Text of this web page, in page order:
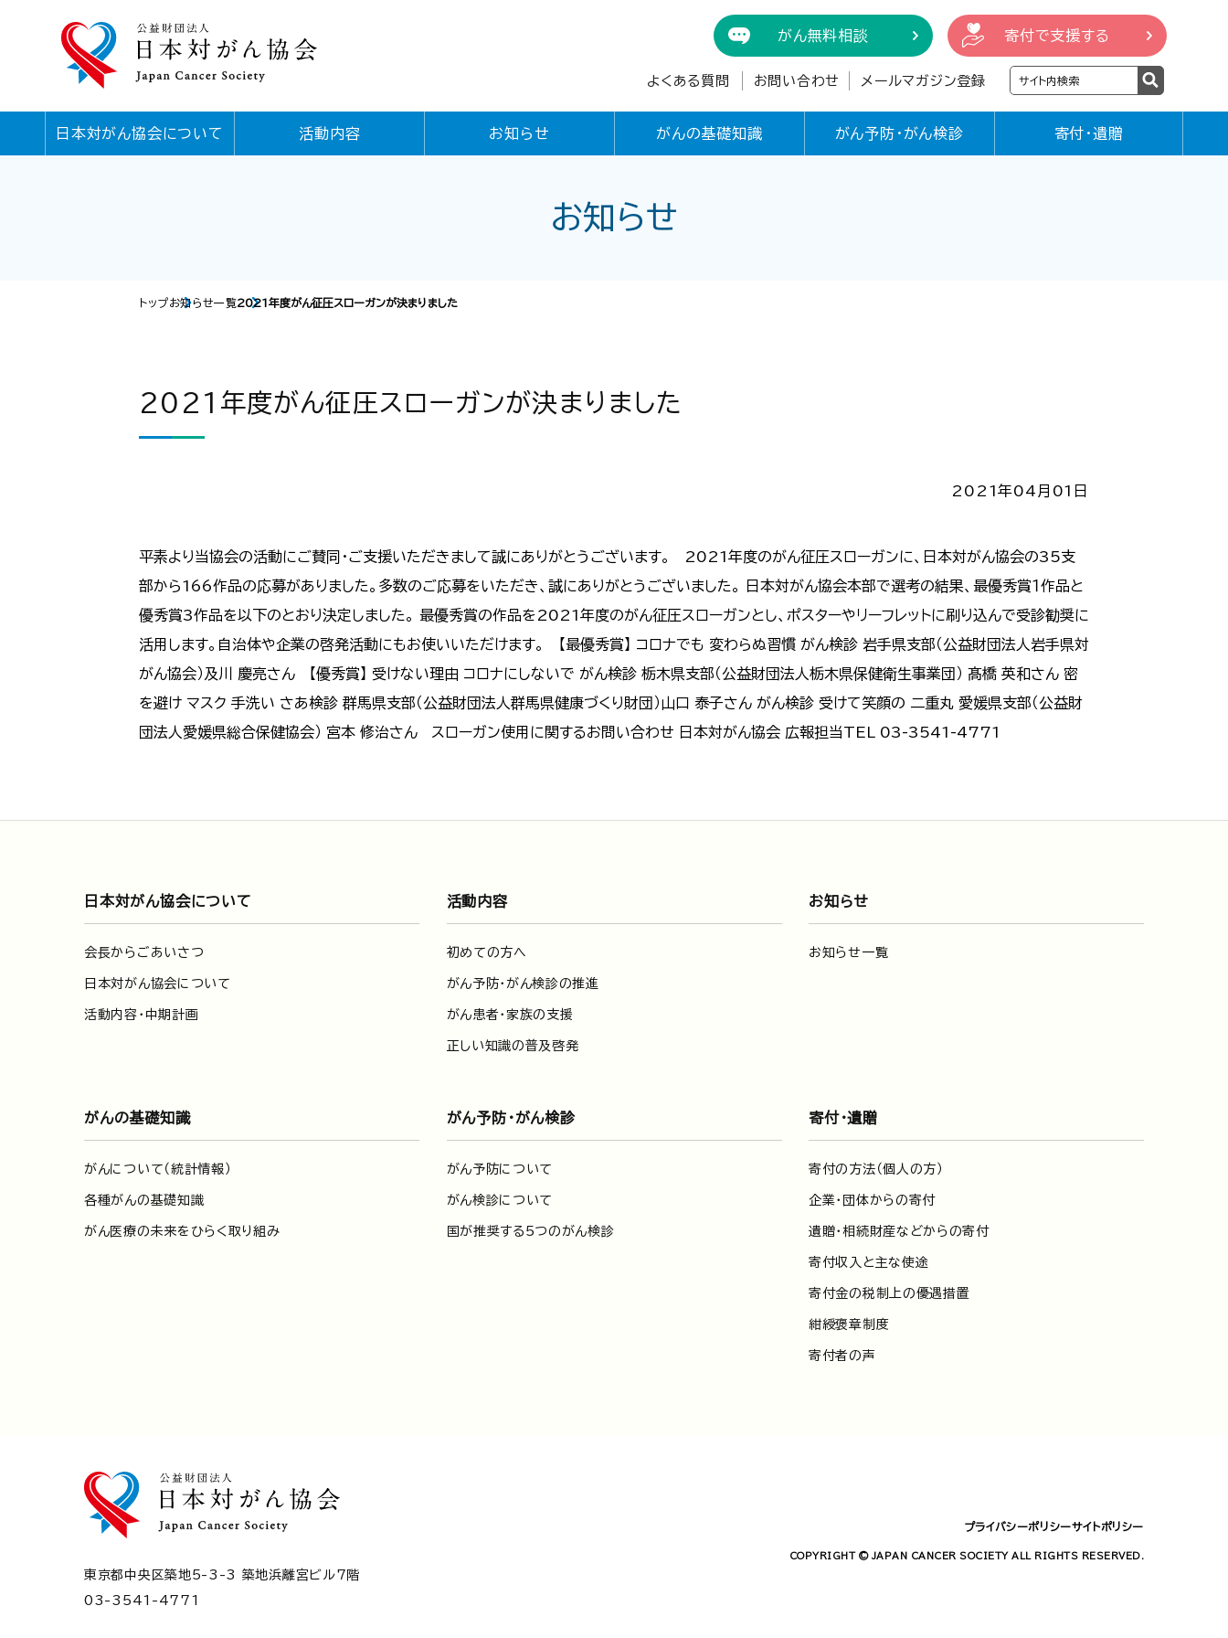
がん無料相談 寄付で支援する
よくある質問 お問い合わせ メールマガジン登録
日本対がん協会について 活動内容 お知らせ がんの基礎知識 がん予防・がん検診 寄付・遺贈
お知らせ
トップお知らせ一覧2021年度がん征圧スローガンが決まりました
2021年度がん征圧スローガンが決まりました
2021年04月01日
平素より当協会の活動にご賛同・ご支援いただきまして誠にありがとうございます。 2021年度のがん征圧スローガンに、日本対がん協会の35支
部から166作品の応募がありました。多数のご応募をいただき、誠にありがとうございました。 日本対がん協会本部で選考の結果、最優秀賞１作品と
優秀賞3作品を以下のとおり決定しました。 最優秀賞の作品を2021年度のがん征圧スローガンとし、ポスターやリーフレットに刷り込んで受診勧奨に
活用します。自治体や企業の啓発活動にもお使いいただけます。 【最優秀賞】 コロナでも 変わらぬ習慣 がん検診 岩手県支部（公益財団法人岩手県対
がん協会）及川 慶亮さん 【優秀賞】 受けない理由 コロナにしないで がん検診 栃木県支部（公益財団法人栃木県保健衛生事業団） 髙橋 英和さん 密
を避け マスク 手洗い さあ検診 群馬県支部（公益財団法人群馬県健康づくり財団）山口 泰子さん がん検診 受けて笑顔の 二重丸 愛媛県支部（公益財
団法人愛媛県総合保健協会） 宮本 修治さん スローガン使用に関するお問い合わせ 日本対がん協会 広報担当TEL 03-3541-4771
日本対がん協会について
会長からごあいさつ
日本対がん協会について
活動内容・中期計画
活動内容
初めての方へ
がん予防・がん検診の推進
がん患者・家族の支援
正しい知識の普及啓発
お知らせ
お知らせ一覧
がんの基礎知識
がんについて（統計情報）
各種がんの基礎知識
がん医療の未来をひらく取り組み
がん予防・がん検診
がん予防について
がん検診について
国が推奨する5つのがん検診
寄付・遺贈
寄付の方法（個人の方）
企業・団体からの寄付
遺贈・相続財産などからの寄付
寄付収入と主な使途
寄付金の税制上の優遇措置
紺綬褒章制度
寄付者の声
東京都中央区築地5-3-3 築地浜離宮ビル7階
03-3541-4771
プライバシーポリシーサイトポリシー
COPYRIGHT © JAPAN CANCER SOCIETY ALL RIGHTS RESERVED.